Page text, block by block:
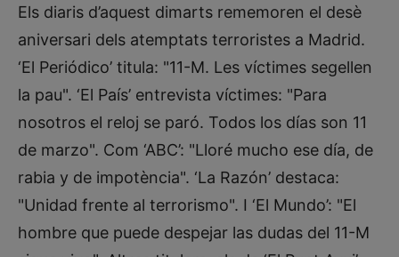
Els diaris d’aquest dimarts rememoren el desè
aniversari dels atemptats terroristes a Madrid.
‘El Periódico’ titula: "11-M. Les víctimes segellen
la pau". ‘El País’ entrevista víctimes: "Para
nosotros el reloj se paró. Todos los días son 11
de marzo". Com ‘ABC’: "Lloré mucho ese día, de
rabia y de impotència". ‘La Razón’ destaca:
"Unidad frente al terrorismo". I ‘El Mundo’: "El
hombre que puede despejar las dudas del 11-M